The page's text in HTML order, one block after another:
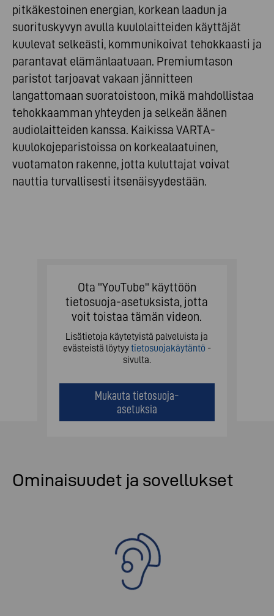
pitkäkestoinen energian, korkean laadun ja
suorituskyvyn avulla kuulolaitteiden käyttäjät
kuulevat selkeästi, kommunikoivat tehokkaasti ja
parantavat elämänlaatuaan. Premiumtason
paristot tarjoavat vakaan jännitteen
langattomaan suoratoistoon, mikä mahdollistaa
tehokkaamman yhteyden ja selkeän äänen
audiolaitteiden kanssa. Kaikissa VARTA-
kuulokojeparistoissa on korkealaatuinen,
vuotamaton rakenne, jotta kuluttajat voivat
nauttia turvallisesti itsenäisyydestään.
Ota "YouTube" käyttöön
tietosuoja-asetuksista, jotta
voit toistaa tämän videon.
Lisätietoja käytetyistä palveluista ja
evästeistä löytyytietosuojakäytäntö -
sivulta.
Mukauta tietosuoja-
asetuksia
Ominaisuudet ja sovellukset